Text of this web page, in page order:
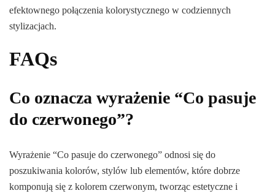
efektownego połączenia kolorystycznego w codziennych
stylizacjach.
FAQs
Co oznacza wyrażenie “Co pasuje
do czerwonego”?
Wyrażenie “Co pasuje do czerwonego” odnosi się do
poszukiwania kolorów, stylów lub elementów, które dobrze
komponują się z kolorem czerwonym, tworząc estetyczne i